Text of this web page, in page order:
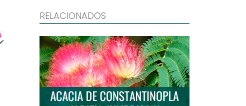
RELACIONADOS